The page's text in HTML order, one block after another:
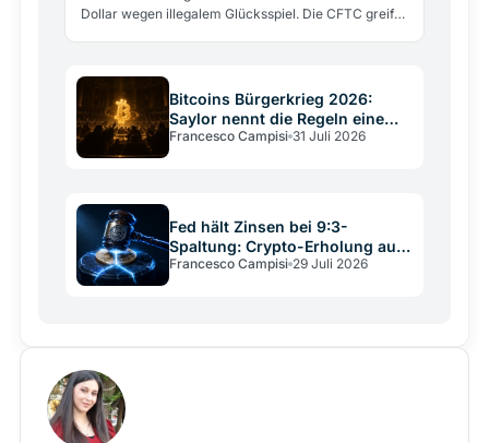
Dollar wegen illegalem Glücksspiel. Die CFTC greift
Bitcoins Bürgerkrieg 2026:
Saylor nennt die Regeln eine
Verfassung
Francesco Campisi 31 Juli 2026
Fed hält Zinsen bei 9:3-
Spaltung: Crypto-Erholung auf
wackligem Grund
Francesco Campisi 29 Juli 2026